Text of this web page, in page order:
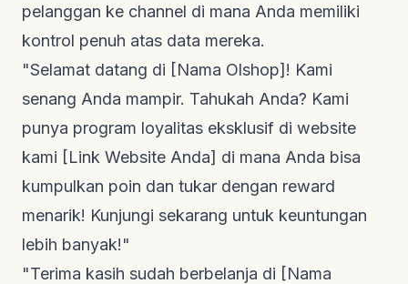
pelanggan ke channel di mana Anda memiliki
kontrol penuh atas data mereka.
"Selamat datang di [Nama Olshop]! Kami
senang Anda mampir. Tahukah Anda? Kami
punya program loyalitas eksklusif di website
kami [Link Website Anda] di mana Anda bisa
kumpulkan poin dan tukar dengan reward
menarik! Kunjungi sekarang untuk keuntungan
lebih banyak!"
"Terima kasih sudah berbelanja di [Nama